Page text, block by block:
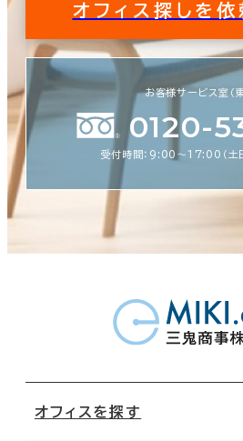
オフィス探しを依
お客様サービス室（東
0120-
受付時間：9:00〜17:00（土
オフィスを探す